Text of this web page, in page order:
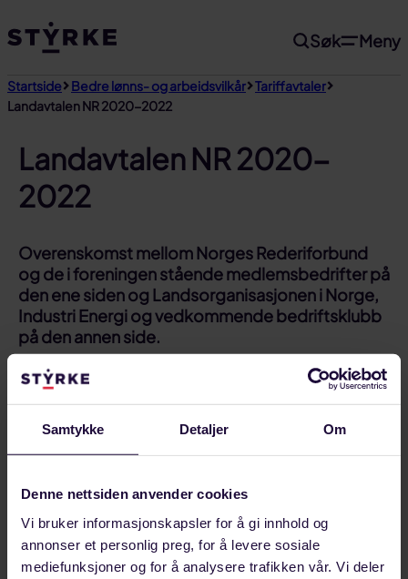
Samtykke Detaljer Om
Denne nettsiden anvender cookies
Vi bruker informasjonskapsler for å gi innhold og
annonser et personlig preg, for å levere sosiale
mediefunksjoner og for å analysere trafikken vår. Vi deler
til
Søk Meny
Startside Bedre lønns- og arbeidsvilkår Tariffavtaler
Landavtalen NR 2020-2022
Landavtalen NR 2020-
2022
Overenskomst mellom Norges Rederiforbund
og de i foreningen stående medlemsbedrifter på
den ene siden og Landsorganisasjonen i Norge,
Industri Energi og vedkommende bedriftsklubb
på den annen side.
22 03 22 00